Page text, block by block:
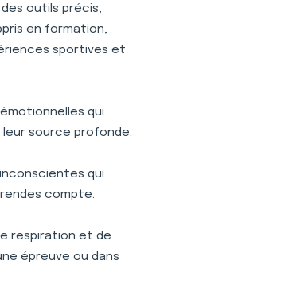
outils précis,
en formation,
sportives et
qui
source profonde.
qui
compte.
respiration et de
épreuve ou dans